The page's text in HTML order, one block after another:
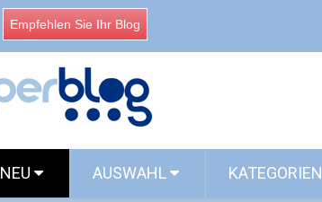
Empfehlen Sie Ihr Blog
NEU AUSWAHL KATEGORIEN